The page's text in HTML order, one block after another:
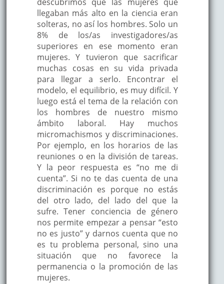
llegaban más alto en la ciencia eran
solteras, no así los hombres. Solo un
8% de los/as investigadores/as
superiores en ese momento eran
mujeres. Y tuvieron que sacrificar
muchas cosas en su vida privada
para llegar a serlo. Encontrar el
modelo, el equilibrio, es muy difícil. Y
luego está el tema de la relación con
los hombres de nuestro mismo
ámbito laboral. Hay muchos
micromachismos y discriminaciones.
Por ejemplo, en los horarios de las
reuniones o en la división de tareas.
Y la peor respuesta es “no me di
cuenta”. Si no te das cuenta de una
discriminación es porque no estás
del otro lado, del lado del que la
sufre. Tener conciencia de género
nos permite empezar a pensar “esto
no es justo” y darnos cuenta que no
es tu problema personal, sino una
situación que no favorece la
permanencia o la promoción de las
mujeres.